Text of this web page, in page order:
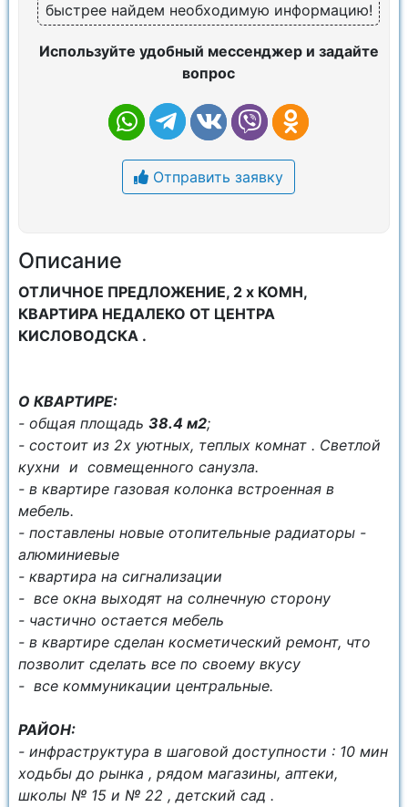
быстрее найдем необходимую информацию!
Используйте удобный мессенджер и задайте
вопрос
Отправить заявку
Описание
ОТЛИЧНОЕ ПРЕДЛОЖЕНИЕ, 2 х КОМН,
КВАРТИРА НЕДАЛЕКО ОТ ЦЕНТРА
КИСЛОВОДСКА .
О КВАРТИРЕ:
- общая площадь 38.4 м2;
- состоит из 2х уютных, теплых комнат . Светлой
кухни и совмещенного санузла.
- в квартире газовая колонка встроенная в
мебель.
- поставлены новые отопительные радиаторы -
алюминиевые
- квартира на сигнализации
- все окна выходят на солнечную сторону
- частично остается мебель
- в квартире сделан косметический ремонт, что
позволит сделать все по своему вкусу
- все коммуникации центральные.
РАЙОН:
- инфраструктура в шаговой доступности : 10 мин
ходьбы до рынка , рядом магазины, аптеки,
школы № 15 и № 22 , детский сад .